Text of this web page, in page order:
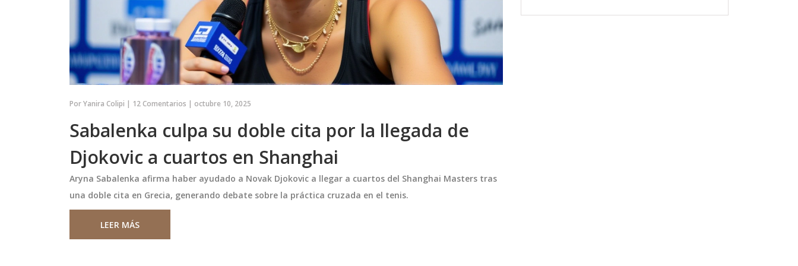
PorYanira Colipi | 12 Comentarios | octubre 10, 2025
Sabalenka culpa su doble cita por la llegada de
Djokovic a cuartos en Shanghai
Aryna Sabalenka afirma haber ayudado a Novak Djokovic a llegar a cuartos del Shanghai Masters tras
una doble cita en Grecia, generando debate sobre la práctica cruzada en el tenis.
LEER MÁS
Marie Rivier y Elena Guerra. La
canonización de Carlo Acutis se pospuso,
probablemente para el Jubileo de 2025.
británicos en uno de sus terrenos
tradicionales más fuertes: las pistas de
césped.